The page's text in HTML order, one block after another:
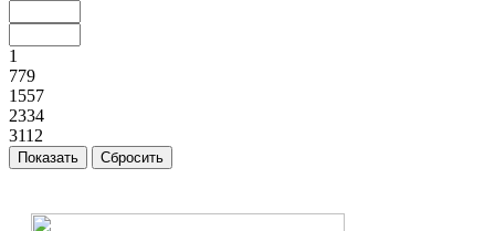
1
779
1557
2334
3112